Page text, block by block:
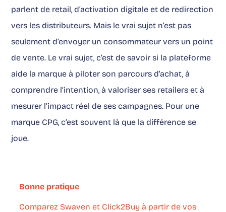
parlent de retail, d’activation digitale et de redirection
vers les distributeurs. Mais le vrai sujet n’est pas
seulement d’envoyer un consommateur vers un point
de vente. Le vrai sujet, c’est de savoir si la plateforme
aide la marque à piloter son parcours d’achat, à
comprendre l’intention, à valoriser ses retailers et à
mesurer l’impact réel de ses campagnes. Pour une
marque CPG, c’est souvent là que la différence se
joue.
Bonne pratique
Comparez Swaven et Click2Buy à partir de vos